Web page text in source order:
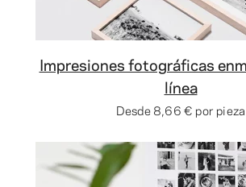
Impresiones fotográficas
línea
Desde8,66 € por pieza